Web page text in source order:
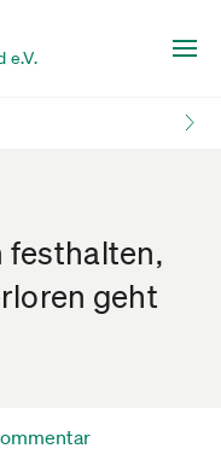
e.V.
festhalten,
geht